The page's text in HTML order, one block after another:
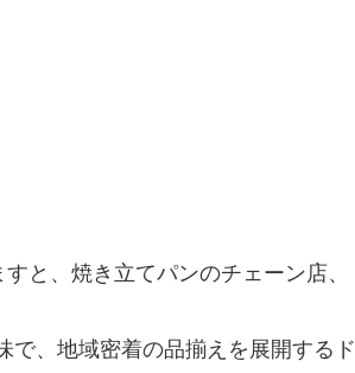
と、焼き立てパンのチェーン店、
で、地域密着の品揃えを展開するド